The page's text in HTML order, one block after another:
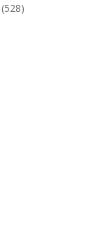
(528)